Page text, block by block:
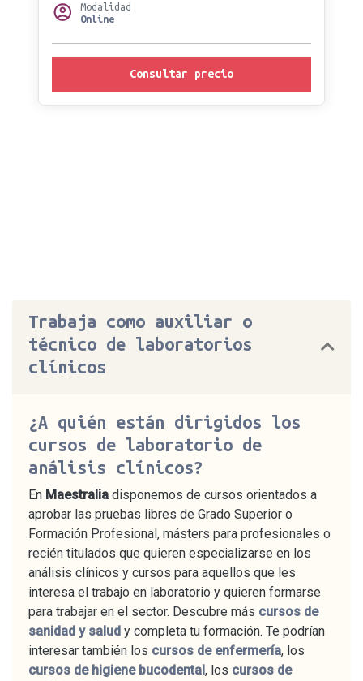
Modalidad
Online
Consultar precio
Trabaja como auxiliar o
técnico de laboratorios
clínicos
¿A quién están dirigidos los
cursos de laboratorio de
análisis clínicos?
En Maestralia disponemos de cursos orientados a
aprobar las pruebas libres de Grado Superior o
Formación Profesional, másters para profesionales o
recién titulados que quieren especializarse en los
análisis clínicos y cursos para aquellos que les
interesa el trabajo en laboratorio y quieren formarse
para trabajar en el sector. Descubre más cursos de
sanidad y salud y completa tu formación. Te podrían
interesar también los cursos de enfermería, los
cursos de higiene bucodental , los cursos de